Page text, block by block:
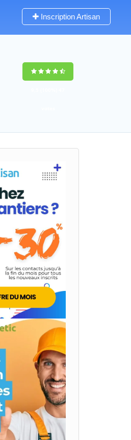
Inscription Artisan